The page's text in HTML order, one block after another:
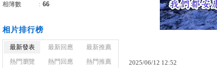
2025/06/12 12:52
相簿數
： 66
相片排行榜
最新發表 最新回應
最新推薦
熱門瀏覽
熱門回應 熱門推薦